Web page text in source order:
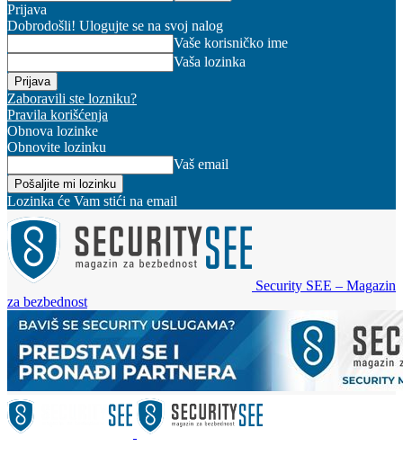
Prijava
Dobrodošli! Ulogujte se na svoj nalog
Vaše korisničko ime
Vaša lozinka
Zaboravili ste lozniku?
Pravila korišćenja
Obnova lozinke
Obnovite lozinku
Vaš email
Lozinka će Vam stići na email
Security SEE – Magazin
za bezbednost